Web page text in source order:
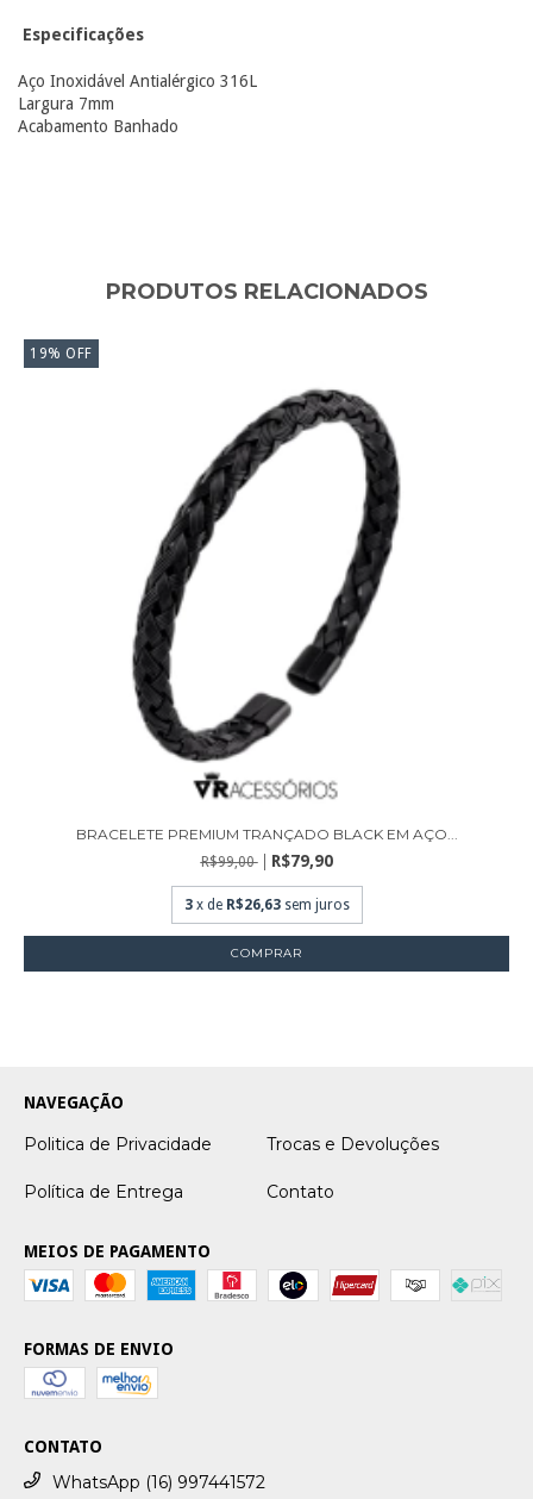
Especificações
Aço Inoxidável Antialérgico 316L
Largura 7mm
Acabamento Banhado
PRODUTOS RELACIONADOS
19% OFF
BRACELETE PREMIUM TRANÇADO BLACK EM AÇO...
R$99,00 R$79,90
3 x de R$26,63 sem juros
COMPRAR
NAVEGAÇÃO
Politica de Privacidade Trocas e Devoluções
Política de Entrega Contato
MEIOS DE PAGAMENTO
FORMAS DE ENVIO
CONTATO
WhatsApp (16) 997441572